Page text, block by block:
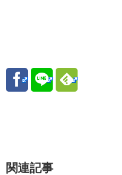
関連記事